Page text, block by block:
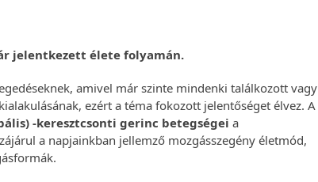
jelentkezett élete folyamán.
amivel már szinte mindenki találkozott vagy
ezért a téma fokozott jelentőséget élvez. A
-keresztcsonti gerinc betegségei a
a napjainkban jellemző mozgásszegény életmód,